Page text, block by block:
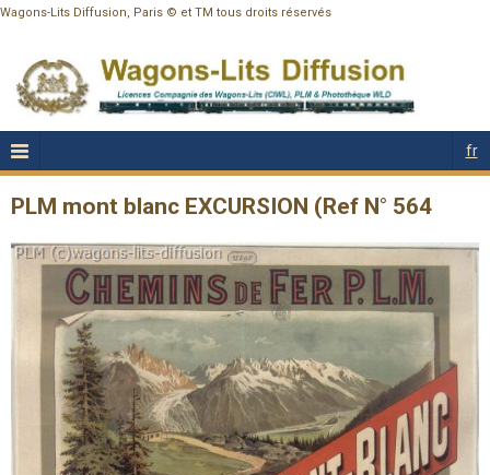
Wagons-Lits Diffusion, Paris © et TM tous droits réservés
fr
PLM mont blanc EXCURSION (Ref N° 564